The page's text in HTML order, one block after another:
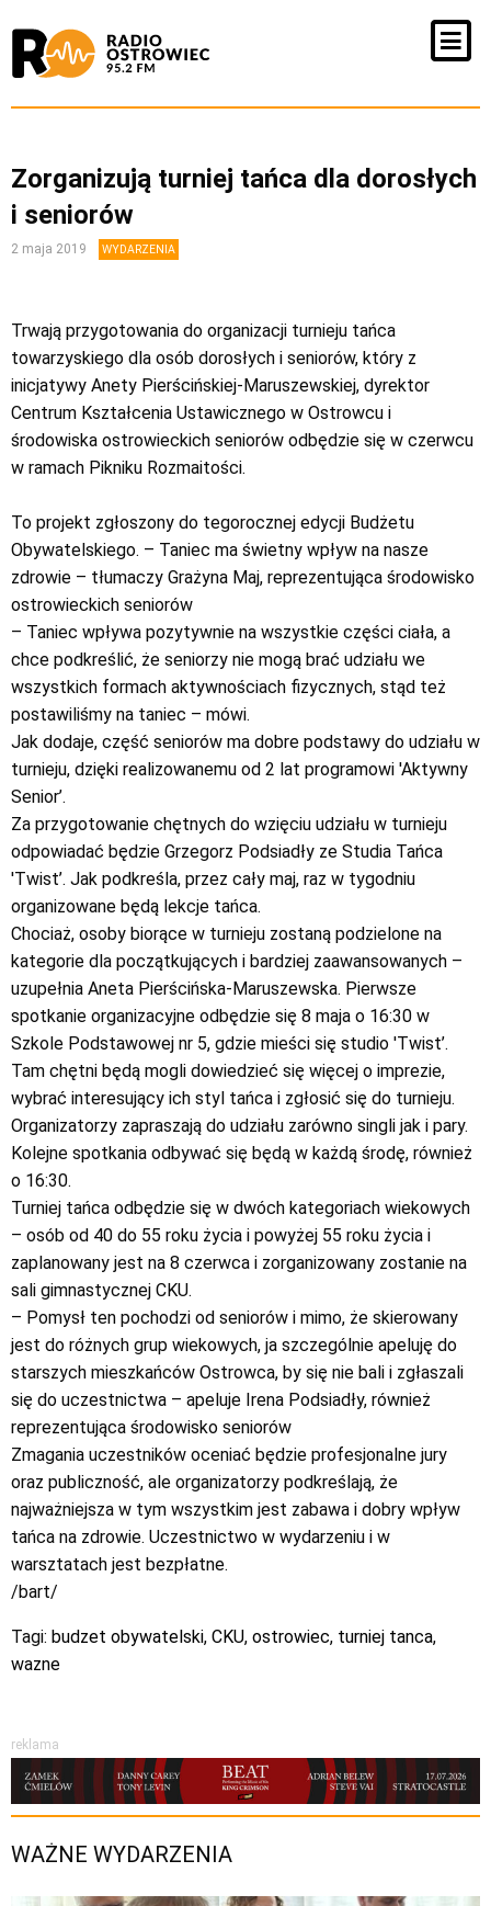
Zorganizują turniej tańca dla dorosłych
i seniorów
2 maja 2019 WYDARZENIA
Trwają przygotowania do organizacji turnieju tańca
towarzyskiego dla osób dorosłych i seniorów, który z
inicjatywy Anety Pierścińskiej-Maruszewskiej, dyrektor
Centrum Kształcenia Ustawicznego w Ostrowcu i
środowiska ostrowieckich seniorów odbędzie się w czerwcu
w ramach Pikniku Rozmaitości.
To projekt zgłoszony do tegorocznej edycji Budżetu
Obywatelskiego. – Taniec ma świetny wpływ na nasze
zdrowie – tłumaczy Grażyna Maj, reprezentująca środowisko
ostrowieckich seniorów
– Taniec wpływa pozytywnie na wszystkie części ciała, a
chce podkreślić, że seniorzy nie mogą brać udziału we
wszystkich formach aktywnościach fizycznych, stąd też
postawiliśmy na taniec – mówi.
Jak dodaje, część seniorów ma dobre podstawy do udziału w
turnieju, dzięki realizowanemu od 2 lat programowi 'Aktywny
Senior’.
Za przygotowanie chętnych do wzięciu udziału w turnieju
odpowiadać będzie Grzegorz Podsiadły ze Studia Tańca
'Twist’. Jak podkreśla, przez cały maj, raz w tygodniu
organizowane będą lekcje tańca.
Chociaż, osoby biorące w turnieju zostaną podzielone na
kategorie dla początkujących i bardziej zaawansowanych –
uzupełnia Aneta Pierścińska-Maruszewska. Pierwsze
spotkanie organizacyjne odbędzie się 8 maja o 16:30 w
Szkole Podstawowej nr 5, gdzie mieści się studio 'Twist’.
Tam chętni będą mogli dowiedzieć się więcej o imprezie,
wybrać interesujący ich styl tańca i zgłosić się do turnieju.
Organizatorzy zapraszają do udziału zarówno singli jak i pary.
Kolejne spotkania odbywać się będą w każdą środę, również
o 16:30.
Turniej tańca odbędzie się w dwóch kategoriach wiekowych
– osób od 40 do 55 roku życia i powyżej 55 roku życia i
zaplanowany jest na 8 czerwca i zorganizowany zostanie na
sali gimnastycznej CKU.
– Pomysł ten pochodzi od seniorów i mimo, że skierowany
jest do różnych grup wiekowych, ja szczególnie apeluję do
starszych mieszkańców Ostrowca, by się nie bali i zgłaszali
się do uczestnictwa – apeluje Irena Podsiadły, również
reprezentująca środowisko seniorów
Zmagania uczestników oceniać będzie profesjonalne jury
oraz publiczność, ale organizatorzy podkreślają, że
najważniejsza w tym wszystkim jest zabawa i dobry wpływ
tańca na zdrowie. Uczestnictwo w wydarzeniu i w
warsztatach jest bezpłatne.
/bart/
Tagi: budzet obywatelski, CKU, ostrowiec, turniej tanca,
wazne
reklama
WAŻNE WYDARZENIA